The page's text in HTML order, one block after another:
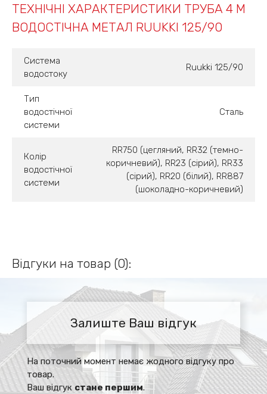
ТЕХНІЧНІ ХАРАКТЕРИСТИКИ ТРУБА 4 М
ВОДОСТІЧНА МЕТАЛ RUUKKI 125/90
Система
водостоку
Ruukki 125/90
Тип
водостічної
системи
Сталь
Колір
водостічної
системи
RR750 (цегляний, RR32 (темно-
коричневий), RR23 (сірий), RR33
(сірий), RR20 (білий), RR887
(шоколадно-коричневий)
Відгуки на товар (0):
Залиште Ваш відгук
На поточний момент немає жодного відгуку про
товар.
Ваш відгук стане першим.